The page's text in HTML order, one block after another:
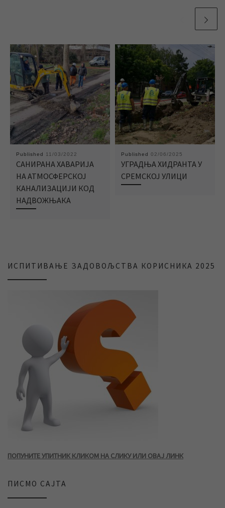
Published 11/03/2022
САНИРАНА ХАВАРИЈА
НА АТМОСФЕРСКОЈ
КАНАЛИЗАЦИЈИ КОД
НАДВОЖЊАКА
Published 02/06/2025
УГРАДЊА ХИДРАНТА У
СРЕМСКОЈ УЛИЦИ
ИСПИТИВАЊЕ ЗАДОВОЉСТВА КОРИСНИКА 2025
ПОПУНИТЕ УПИТНИК КЛИКОМ НА СЛИКУ ИЛИ ОВАЈ ЛИНК
ПИСМО САЈТА